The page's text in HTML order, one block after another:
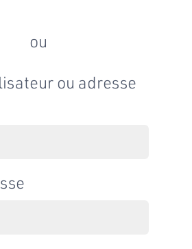
ou
ou adresse